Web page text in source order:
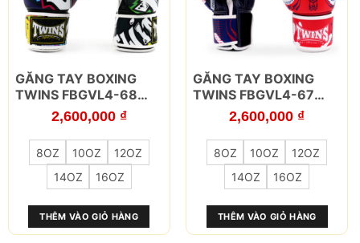
8OZ 10OZ
12OZ
14OZ
16OZ
GĂNG TAY BOXING
TWINS FBGVL4-68
GRAFFITI2,600,000 ₫
THÊM VÀO GIỎ HÀNG
Sản
phẩm
có
nhiều
biến
thể.
Các
chọn
có
8OZ 10OZ
12OZ
14OZ
16OZ
GĂNG TAY BOXING
TWINS FBGVL4-67
YANT2,600,000 ₫
THÊM VÀO GIỎ HÀNG
Sản
phẩm
có
nhiều
biến
thể.
Các
chọn
có